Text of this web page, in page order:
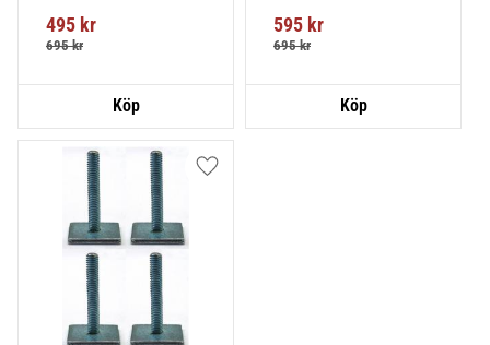
495 kr
695kr
595 kr
695kr
Lägg till i favoriter